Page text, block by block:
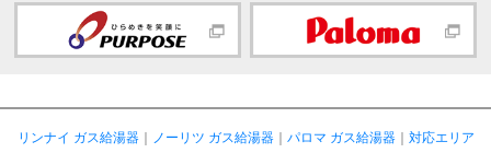
リンナイ ガス給湯器｜ ノーリツ ガス給湯器｜ パロマ ガス給湯器｜ 対応エリア